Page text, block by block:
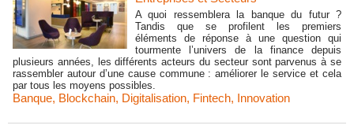
A quoi ressemblera la banque du futur ?
Tandis que se profilent les premiers
éléments de réponse à une question qui
tourmente l’univers de la finance depuis
plusieurs années, les différents acteurs du secteur sont parvenus à se
rassembler autour d’une cause commune : améliorer le service et cela
par tous les moyens possibles.
Banque, Blockchain, Digitalisation, Fintech, Innovation